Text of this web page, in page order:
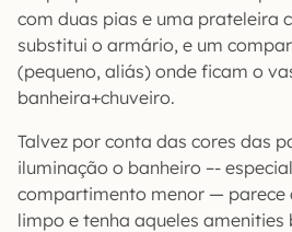
com duas pias e uma prateleira
substitui o armário, e um
(pequeno, aliás) onde ficam o
banheira+chuveiro.
Talvez por conta das cores das
iluminação o banheiro –-
compartimento menor — parece
limpo e tenha aqueles amenities